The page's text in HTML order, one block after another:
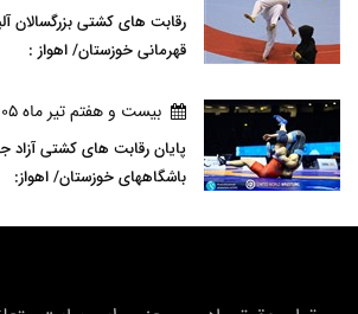
رقابت های کشتی بزرگسالان
قهرمانی خوزستان/ اهواز :
بيست و هفتم تير ماه 1405
پایان رقابت های کشتی آزاد
باشگاههای خوزستان/ اهواز: